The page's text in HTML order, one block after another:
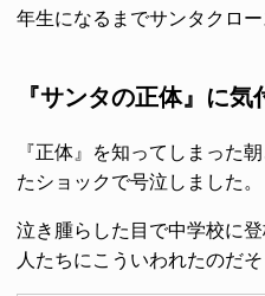
年生になるまでサンタクロ
『サンタの正体』に
『正体』を知ってしまった
たショックで号泣しました。
泣き腫らした目で中学校に
人たちにこういわれたのだそ